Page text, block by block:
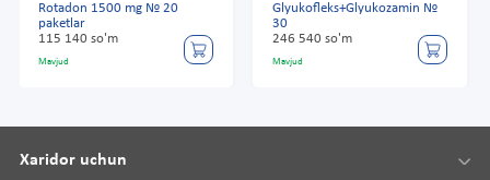
Rotadon 1500 mg № 20
paketlar
115 140 so'm
Mavjud
Glyukofleks+Glyukozamin №
30
246 540 so'm
Mavjud
Xaridor uchun